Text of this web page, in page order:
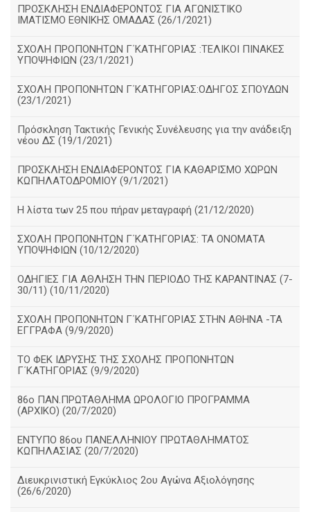
ΠΡΟΣΚΛΗΣΗ ΕΝΔΙΑΦΕΡΟΝΤΟΣ ΓΙΑ ΑΓΩΝΙΣΤΙΚΟ
ΙΜΑΤΙΣΜΟ ΕΘΝΙΚΗΣ ΟΜΑΔΑΣ (26/1/2021)
ΣΧΟΛΗ ΠΡΟΠΟΝΗΤΩΝ Γ΄ΚΑΤΗΓΟΡΙΑΣ :ΤΕΛΙΚΟΙ ΠΙΝΑΚΕΣ
ΥΠΟΨΗΦΙΩΝ (23/1/2021)
ΣΧΟΛΗ ΠΡΟΠΟΝΗΤΩΝ Γ΄ΚΑΤΗΓΟΡΙΑΣ:ΟΔΗΓΟΣ ΣΠΟΥΔΩΝ
(23/1/2021)
Πρόσκληση Τακτικής Γενικής Συνέλευσης για την ανάδειξη
νέου ΔΣ (19/1/2021)
ΠΡΟΣΚΛΗΣΗ ΕΝΔΙΑΦΕΡΟΝΤΟΣ ΓΙΑ ΚΑΘΑΡΙΣΜΟ ΧΩΡΩΝ
ΚΩΠΗΛΑΤΟΔΡΟΜΙΟΥ (9/1/2021)
Η λίστα των 25 που πήραν μεταγραφή (21/12/2020)
ΣΧΟΛΗ ΠΡΟΠΟΝΗΤΩΝ Γ΄ΚΑΤΗΓΟΡΙΑΣ: ΤΑ ΟΝΟΜΑΤΑ
ΥΠΟΨΗΦΙΩΝ (10/12/2020)
ΟΔΗΓΙΕΣ ΓΙΑ ΑΘΛΗΣΗ ΤΗΝ ΠΕΡΙΟΔΟ ΤΗΣ ΚΑΡΑΝΤΙΝΑΣ (7-
30/11) (10/11/2020)
ΣΧΟΛΗ ΠΡΟΠΟΝΗΤΩΝ Γ΄ΚΑΤΗΓΟΡΙΑΣ ΣΤΗΝ ΑΘΗΝΑ -ΤΑ
ΕΓΓΡΑΦΑ (9/9/2020)
TO ΦΕΚ ΙΔΡΥΣΗΣ ΤΗΣ ΣΧΟΛΗΣ ΠΡΟΠΟΝΗΤΩΝ
Γ΄ΚΑΤΗΓΟΡΙΑΣ (9/9/2020)
86o ΠΑΝ.ΠΡΩΤΑΘΛΗΜΑ ΩΡΟΛΟΓΙΟ ΠΡΟΓΡΑΜΜΑ
(ΑΡΧΙΚΟ) (20/7/2020)
ΕΝΤΥΠΟ 86ου ΠΑΝΕΛΛΗΝΙΟΥ ΠΡΩΤΑΘΛΗΜΑΤΟΣ
ΚΩΠΗΛΑΣΙΑΣ (20/7/2020)
Διευκρινιστική Εγκύκλιος 2ου Αγώνα Αξιολόγησης
(26/6/2020)